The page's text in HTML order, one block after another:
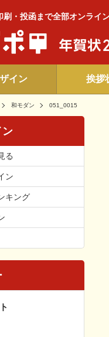
刷・投函まで全部オンライ
イン 挨拶
和モダン 051_0015
ン
る
ン
キング